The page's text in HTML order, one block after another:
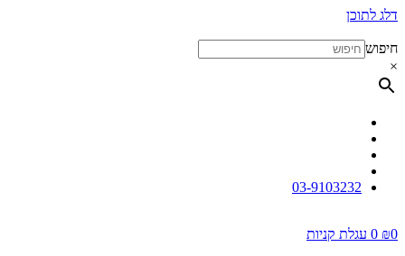
דלג לתוכן
חיפוש
×
03-9103232
₪0
0 עגלת קניות